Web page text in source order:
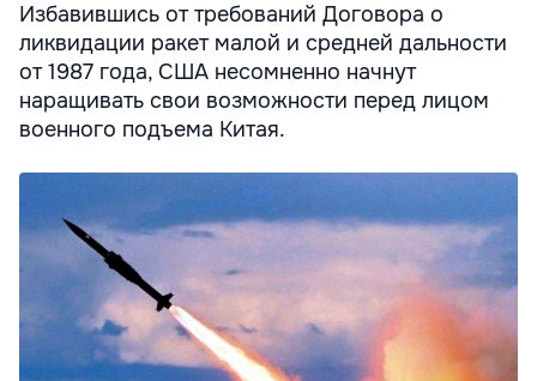
Избавившись от требований Договора о
ликвидации ракет малой и средней дальности
от 1987 года, США несомненно начнут
наращивать свои возможности перед лицом
военного подъема Китая.